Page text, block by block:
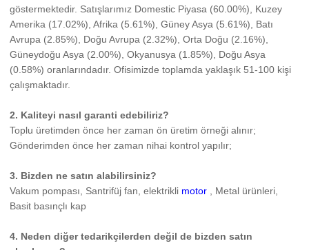
göstermektedir. Satışlarımız Domestic Piyasa (60.00%), Kuzey
Amerika (17.02%), Afrika (5.61%), Güney Asya (5.61%), Batı
Avrupa (2.85%), Doğu Avrupa (2.32%), Orta Doğu (2.16%),
Güneydoğu Asya (2.00%), Okyanusya (1.85%), Doğu Asya
(0.58%) oranlarındadır. Ofisimizde toplamda yaklaşık 51-100 kişi
çalışmaktadır.
2. Kaliteyi nasıl garanti edebiliriz?
Toplu üretimden önce her zaman ön üretim örneği alınır;
Gönderimden önce her zaman nihai kontrol yapılır;
3. Bizden ne satın alabilirsiniz?
Vakum pompası, Santrifüj fan, elektrikli motor
, Metal ürünleri,
Basit basınçlı kap
4. Neden diğer tedarikçilerden değil de bizden satın